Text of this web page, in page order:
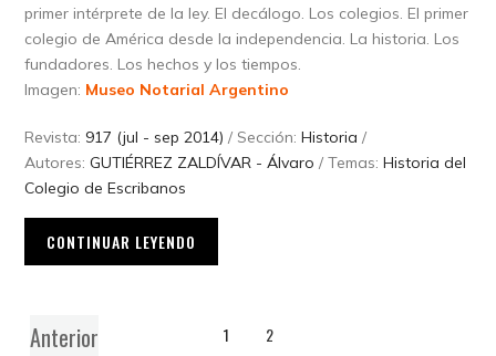
primer intérprete de la ley. El decálogo. Los colegios. El primer
colegio de América desde la independencia. La historia. Los
fundadores. Los hechos y los tiempos.
Imagen: Museo Notarial Argentino
Revista: 917 (jul - sep 2014) / Sección:Historia /
Autores:GUTIÉRREZ ZALDÍVAR - Álvaro / Temas:Historia del
Colegio de Escribanos
CONTINUAR LEYENDO
Anterior 1 2